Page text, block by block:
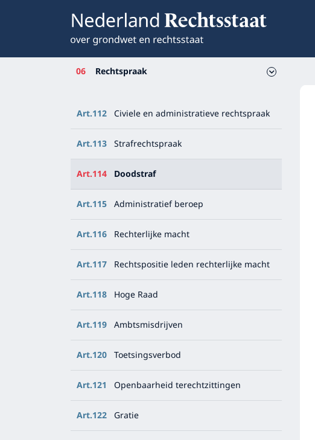
06 Rechtspraak
Art.112 Civiele en administratieve rechtspraak
Art.113 Strafrechtspraak
Art.114 Doodstraf
Art.115 Administratief beroep
Art.116 Rechterlijke macht
Art.117 Rechtspositie leden rechterlijke macht
Art.118 Hoge Raad
Art.119 Ambtsmisdrijven
Art.120 Toetsingsverbod
Art.121 Openbaarheid terechtzittingen
Art.122 Gratie